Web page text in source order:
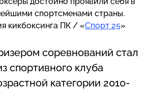
спортсменами страны.
кикбоксинга ПК / «Спорт 25»
соревнований стал
спортивного клуба
категории 2010-